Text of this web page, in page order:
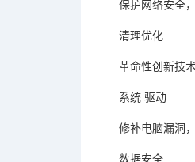
保护网络安全
清理优化
革命性创新技
系统 驱动
修补电脑漏洞
数据安全